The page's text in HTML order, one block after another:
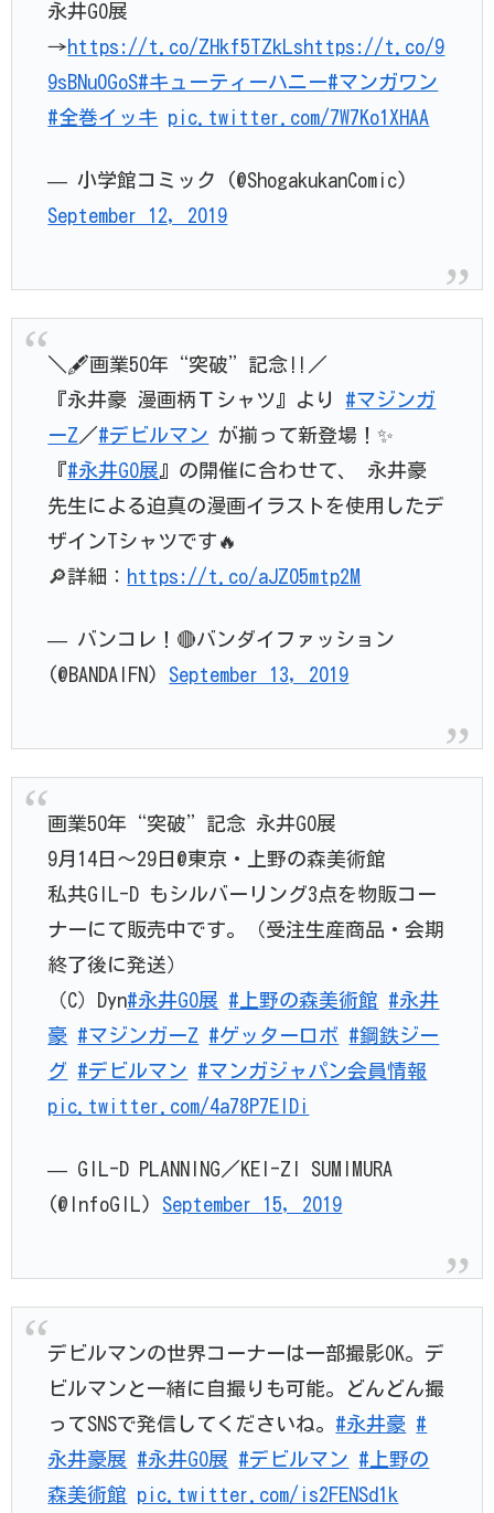
永井GO展
→https://t.co/ZHkf5TZkLshttps://t.co/9
9sBNu0GoS#キューティーハニー#マンガワン
#全巻イッキ pic.twitter.com/7W7Ko1XHAA
— 小学館コミック (@ShogakukanComic)
September 12, 2019
＼🖋️画業50年“突破”記念‼️／
『永井豪 漫画柄Ｔシャツ』より #マジンガ
ーZ ／#デビルマン が揃って新登場！✨
『#永井GO展 』の開催に合わせて、 永井豪
先生による迫真の漫画イラストを使用したデ
ザインTシャツです🔥
🔎詳細： https://t.co/aJZ05mtp2M
— バンコレ！🔴バンダイファッション
(@BANDAIFN) September 13, 2019
画業50年“突破”記念 永井GO展
9月14日～29日@東京・上野の森美術館
私共GIL-D もシルバーリング3点を物販コー
ナーにて販売中です。（受注生産商品・会期
終了後に発送）
（C）Dyn#永井GO展 #上野の森美術館
#永井
豪
#マジンガーZ #ゲッターロボ
#鋼鉄ジー
グ
#デビルマン
#マンガジャパン会員情報
pic.twitter.com/4a78P7ElDi
— GIL-D PLANNING／KEI-ZI SUMIMURA
(@InfoGIL) September 15, 2019
デビルマンの世界コーナーは一部撮影OK。デ
ビルマンと一緒に自撮りも可能。どんどん撮
ってSNSで発信してくださいね。 #永井豪
#
永井豪展
#永井GO展 #デビルマン
#上野の
森美術館
pic.twitter.com/is2FENSd1k